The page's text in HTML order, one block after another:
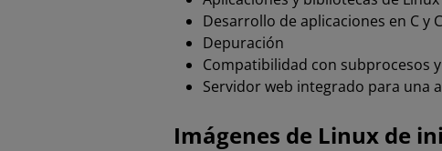
Desarrollo de aplicaciones en C y
Depuración
Compatibilidad con subprocesos y
Servidor web integrado para una
Imágenes de Linux de